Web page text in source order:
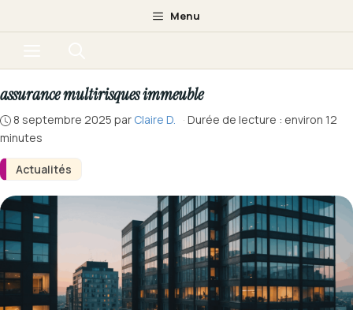
au
Menu
Actualités
assurance multirisques immeuble
8 septembre 2025 par Claire D. · Durée de lecture : environ 12
minutes